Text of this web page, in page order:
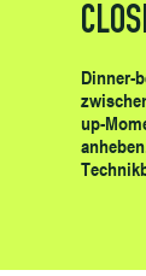
Dinner-
up-